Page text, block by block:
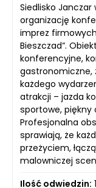
Siedlisko
organizację
imprez
Bieszczad”.
konferencyjne,
gastronomiczne,
każdego
atrakcji – jazda
sportowe, piękny
Profesjonalna
sprawiają, że
przeżyciem,
malowniczej
Ilość odwiedzin: